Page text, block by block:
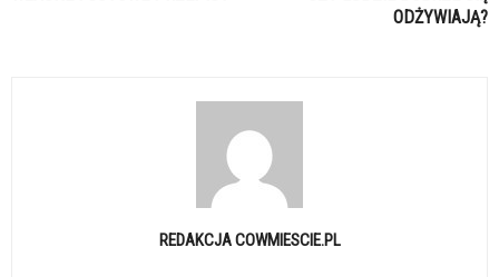
ODŻYWIAJĄ?
REDAKCJA COWMIESCIE.PL